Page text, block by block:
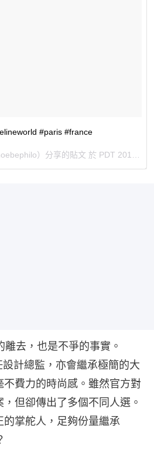
#paris #france
）分享的貼文 於 PDT 2017 年 6月 月 11 日 11:00 上午
去，也是不爭的事實。
計總監，亦會繼承極簡的大
費力的時尚感。雖然官方對
但卻傳出了多個不同人選。
掌舵人，足夠份量繼承